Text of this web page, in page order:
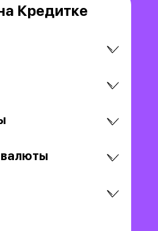
Кредитке